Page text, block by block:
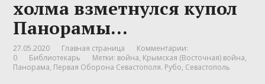
холма взметнулся купол
Панорамы…
27.05.2020 Главная страница
Комментарии:
0
Библиотекарь Метки: война, Крымская (Восточная) война,
Панорама, Первая Оборона Севастополя. Рубо, Севастополь